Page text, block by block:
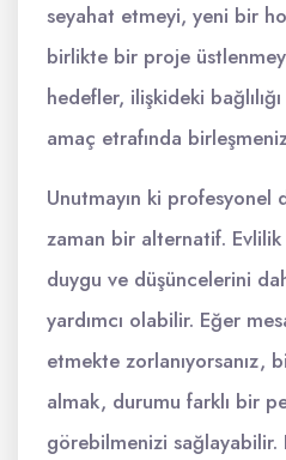
seyahat etmeyi, yeni bir
birlikte bir proje
hedefler, ilişkideki
amaç etrafında
Unutmayın ki profesyonel
zaman bir alternatif.
duygu ve düşüncelerini
yardımcı olabilir. Eğer
etmekte zorlanıyorsanız,
almak, durumu farklı bir
görebilmenizi sağlayabilir.